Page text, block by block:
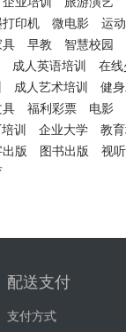
印机 微电影
运
早教
智慧校园
成人英语培训
在
成人艺术培训
健
福利彩票
电影
训 企业大学
教
版 图书出版
视
配送支付
支付方式